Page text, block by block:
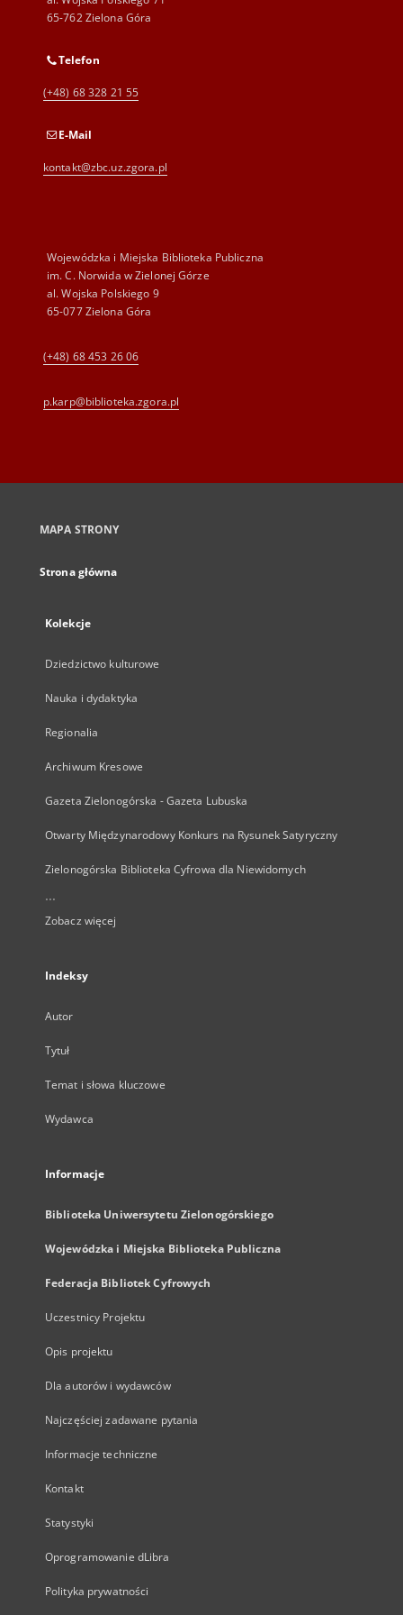
65-762 Zielona Góra
Telefon
(+48) 68 328 21 55
E-Mail
kontakt@zbc.uz.zgora.pl
Wojewódzka i Miejska Biblioteka Publiczna
im. C. Norwida w Zielonej Górze
al. Wojska Polskiego 9
65-077 Zielona Góra
(+48) 68 453 26 06
p.karp@biblioteka.zgora.pl
MAPA STRONY
Strona główna
Kolekcje
Dziedzictwo kulturowe
Nauka i dydaktyka
Regionalia
Archiwum Kresowe
Gazeta Zielonogórska - Gazeta Lubuska
Otwarty Międzynarodowy Konkurs na Rysunek Satyryczny
Zielonogórska Biblioteka Cyfrowa dla Niewidomych
...
Zobacz więcej
Indeksy
Autor
Tytuł
Temat i słowa kluczowe
Wydawca
Informacje
Biblioteka Uniwersytetu Zielonogórskiego
Wojewódzka i Miejska Biblioteka Publiczna
Federacja Bibliotek Cyfrowych
Uczestnicy Projektu
Opis projektu
Dla autorów i wydawców
Najczęściej zadawane pytania
Informacje techniczne
Kontakt
Statystyki
Oprogramowanie dLibra
Polityka prywatności